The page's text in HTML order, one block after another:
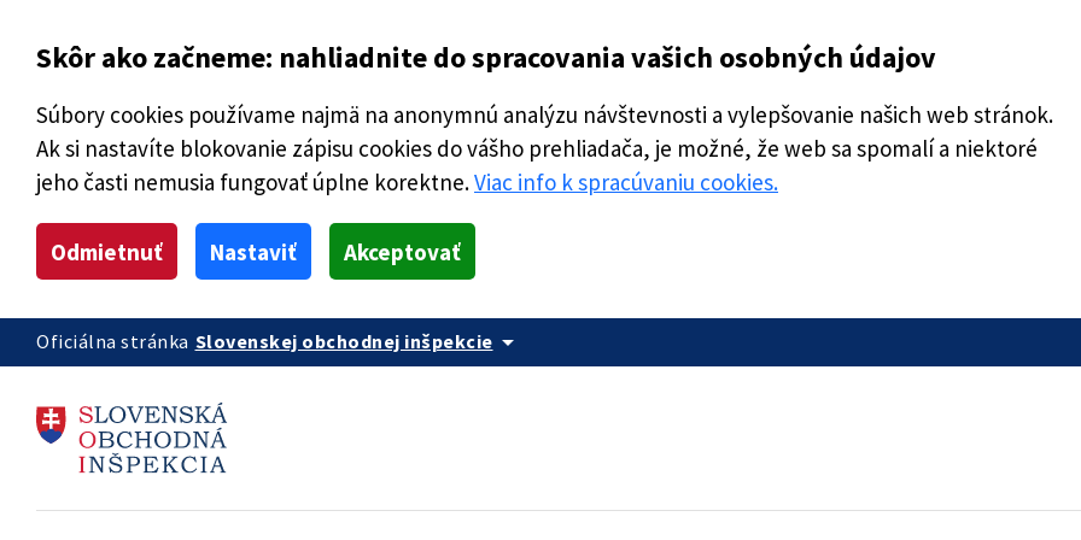
Skôr ako začneme: nahliadnite do spracovania vašich osobných údajov
Súbory cookies používame najmä na anonymnú analýzu návštevnosti a vylepšovanie našich web stránok.
Ak si nastavíte blokovanie zápisu cookies do vášho prehliadača, je možné, že web sa spomalí a niektoré
jeho časti nemusia fungovať úplne korektne.Viac info k spracúvaniu cookies.
Odmietnuť Nastaviť Akceptovať
Oficiálna stránka Slovenskej obchodnej inšpekciearrow_drop_down